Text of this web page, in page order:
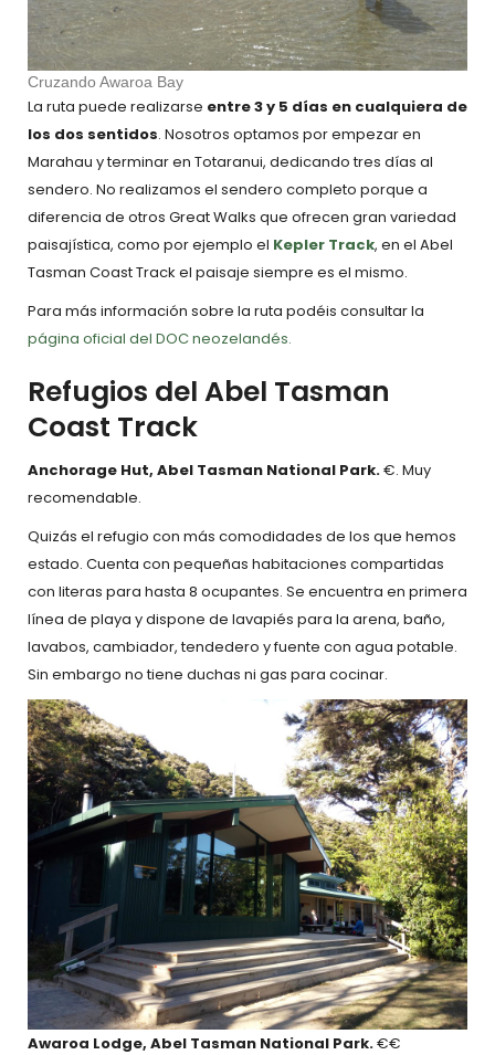
Cruzando Awaroa Bay
La ruta puede realizarse entre 3 y 5 días en cualquiera de
los dos sentidos. Nosotros optamos por empezar en
Marahau y terminar en Totaranui, dedicando tres días al
sendero. No realizamos el sendero completo porque a
diferencia de otros Great Walks que ofrecen gran variedad
paisajística, como por ejemplo el Kepler Track, en el Abel
Tasman Coast Track el paisaje siempre es el mismo.
Para más información sobre la ruta podéis consultar la
página oficial del DOC neozelandés.
Refugios del Abel Tasman
Coast Track
Anchorage Hut, Abel Tasman National Park.€. Muy
recomendable.
Quizás el refugio con más comodidades de los que hemos
estado. Cuenta con pequeñas habitaciones compartidas
con literas para hasta 8 ocupantes. Se encuentra en primera
línea de playa y dispone de lavapiés para la arena, baño,
lavabos, cambiador, tendedero y fuente con agua potable.
Sin embargo no tiene duchas ni gas para cocinar.
Awaroa Lodge, Abel Tasman National Park.€€